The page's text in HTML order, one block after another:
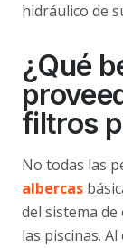
hidráulico de
¿Qué
filtros
No todas las
albercas
del sistema
las piscinas.